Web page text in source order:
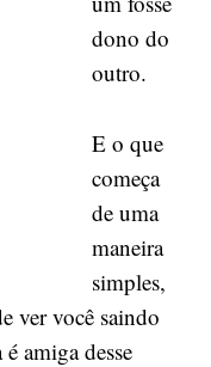
dono do
outro.
E o que
começa
de uma
maneira
simples,
ver você saindo
amiga desse